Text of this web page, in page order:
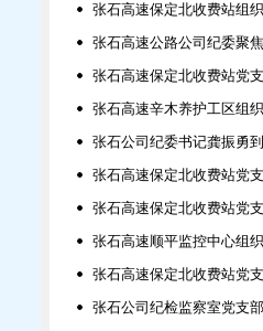
张石高速保定北收费站组
张石高速公路公司纪委聚
张石高速保定北收费站党
张石高速辛木养护工区组
张石公司纪委书记龚振勇
张石高速保定北收费站党
张石高速保定北收费站党
张石高速顺平监控中心组
张石高速保定北收费站党
张石公司纪检监察室党支